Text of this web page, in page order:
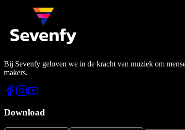
Bij Sevenfy geloven we in de kracht van muziek om
makers.
Download